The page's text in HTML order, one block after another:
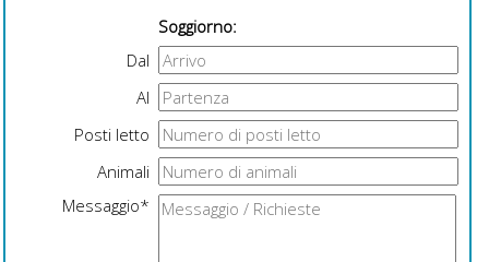
Soggiorno:
Dal
Al
Posti letto
Animali
Messaggio*